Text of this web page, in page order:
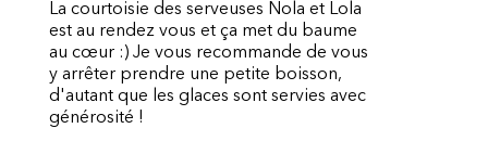
La courtoisie des serveuses Nola et Lola
est au rendez vous et ça met du baume
au cœur :) Je vous recommande de vous
y arrêter prendre une petite boisson,
d'autant que les glaces sont servies avec
générosité !